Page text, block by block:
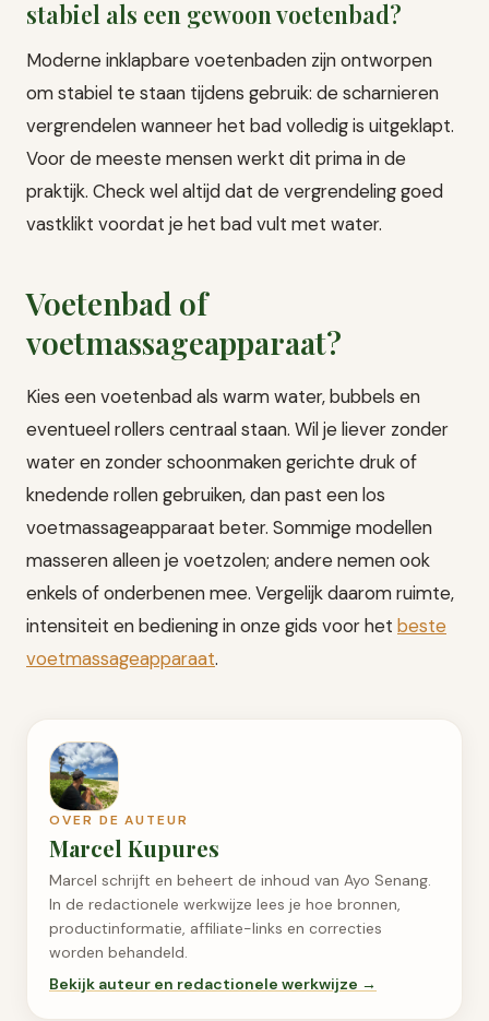
stabiel als een gewoon voetenbad?
Moderne inklapbare voetenbaden zijn ontworpen
om stabiel te staan tijdens gebruik: de scharnieren
vergrendelen wanneer het bad volledig is uitgeklapt.
Voor de meeste mensen werkt dit prima in de
praktijk. Check wel altijd dat de vergrendeling goed
vastklikt voordat je het bad vult met water.
Voetenbad of
voetmassageapparaat?
Kies een voetenbad als warm water, bubbels en
eventueel rollers centraal staan. Wil je liever zonder
water en zonder schoonmaken gerichte druk of
knedende rollen gebruiken, dan past een los
voetmassageapparaat beter. Sommige modellen
masseren alleen je voetzolen; andere nemen ook
enkels of onderbenen mee. Vergelijk daarom ruimte,
intensiteit en bediening in onze gids voor het beste
voetmassageapparaat.
OVER DE AUTEUR
Marcel Kupures
Marcel schrijft en beheert de inhoud van Ayo Senang.
In de redactionele werkwijze lees je hoe bronnen,
productinformatie, affiliate-links en correcties
worden behandeld.
Bekijk auteur en redactionele werkwijze →